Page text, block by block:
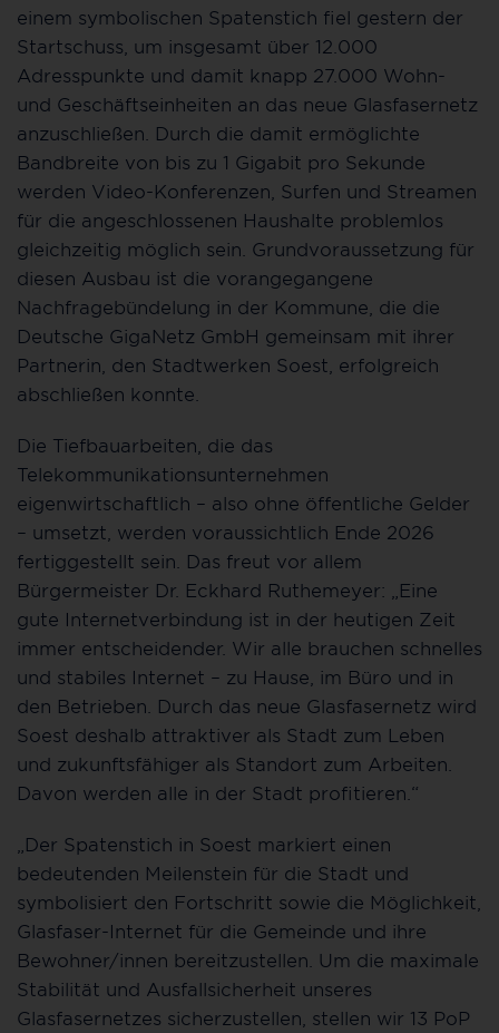
einem symbolischen Spatenstich fiel gestern der
Startschuss, um insgesamt über 12.000
Adresspunkte und damit knapp 27.000 Wohn-
und Geschäftseinheiten an das neue Glasfasernetz
anzuschließen. Durch die damit ermöglichte
Bandbreite von bis zu 1 Gigabit pro Sekunde
werden Video-Konferenzen, Surfen und Streamen
für die angeschlossenen Haushalte problemlos
gleichzeitig möglich sein. Grundvoraussetzung für
diesen Ausbau ist die vorangegangene
Nachfragebündelung in der Kommune, die die
Deutsche GigaNetz GmbH gemeinsam mit ihrer
Partnerin, den Stadtwerken Soest, erfolgreich
abschließen konnte.
Die Tiefbauarbeiten, die das
Telekommunikationsunternehmen
eigenwirtschaftlich – also ohne öffentliche Gelder
– umsetzt, werden voraussichtlich Ende 2026
fertiggestellt sein. Das freut vor allem
Bürgermeister Dr. Eckhard Ruthemeyer: „Eine
gute Internetverbindung ist in der heutigen Zeit
immer entscheidender. Wir alle brauchen schnelles
und stabiles Internet – zu Hause, im Büro und in
den Betrieben. Durch das neue Glasfasernetz wird
Soest deshalb attraktiver als Stadt zum Leben
und zukunftsfähiger als Standort zum Arbeiten.
Davon werden alle in der Stadt profitieren.“
„Der Spatenstich in Soest markiert einen
bedeutenden Meilenstein für die Stadt und
symbolisiert den Fortschritt sowie die Möglichkeit,
Glasfaser-Internet für die Gemeinde und ihre
Bewohner/innen bereitzustellen. Um die maximale
Stabilität und Ausfallsicherheit unseres
Glasfasernetzes sicherzustellen, stellen wir 13 PoP